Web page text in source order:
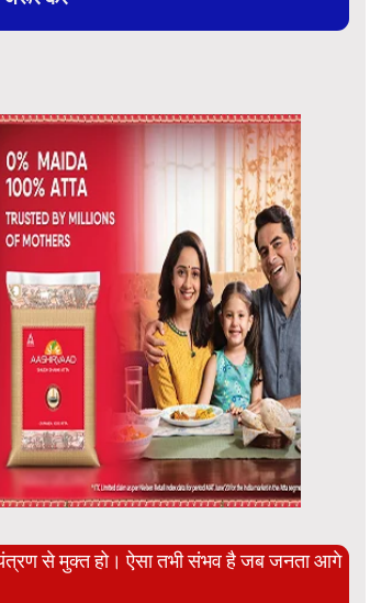
से मुक्त हो। ऐसा तभी संभव है जब जनता आगे